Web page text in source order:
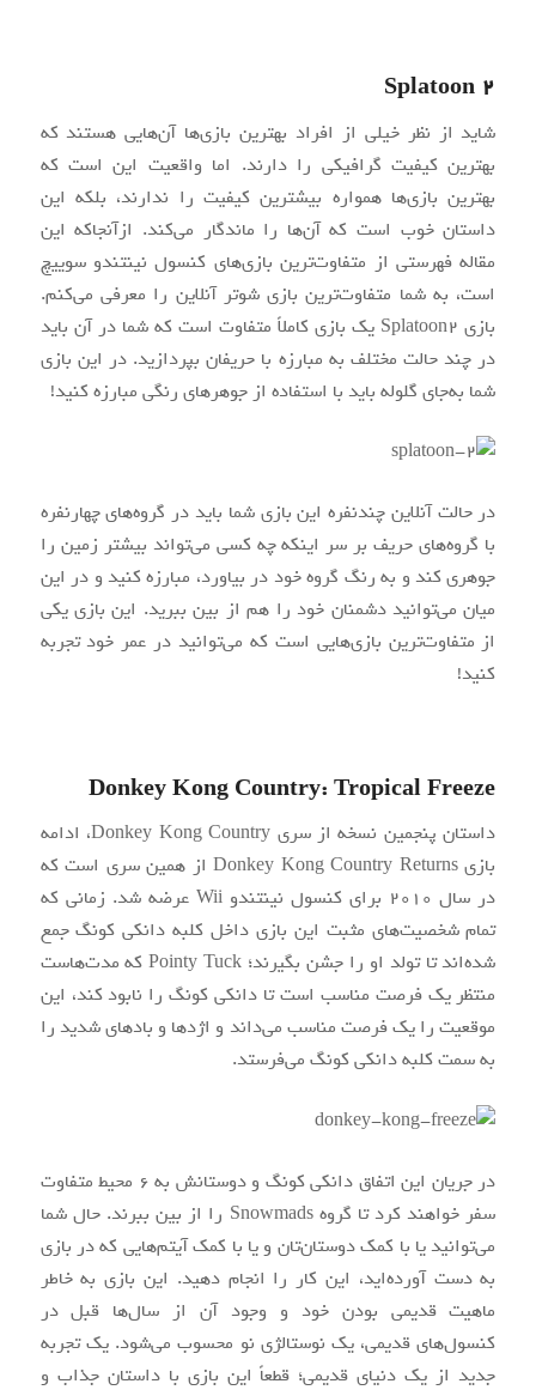
Splatoon 2
شاید از نظر خیلی از افراد بهترین بازی‌ها آن‌هایی هستند که
بهترین کیفیت گرافیکی را دارند. اما واقعیت این است که
بهترین بازی‌ها همواره بیشترین کیفیت را ندارند، بلکه این
داستان خوب است که آن‌ها را ماندگار می‌کند. ازآنجاکه این
مقاله فهرستی از متفاوت‌ترین بازی‌های کنسول نینتندو سوییچ
است، به شما متفاوت‌ترین بازی شوتر آنلاین را معرفی می‌کنم.
بازی Splatoon2 یک بازی کاملاً متفاوت است که شما در آن باید
در چند حالت مختلف به مبارزه با حریفان بپردازید. در این بازی
شما به‌جای گلوله باید با استفاده از جوهرهای رنگی مبارزه کنید!
در حالت آنلاین چندنفره این بازی شما باید در گروه‌های چهارنفره
با گروه‌های حریف بر سر اینکه چه کسی می‌تواند بیشتر زمین را
جوهری کند و به رنگ گروه خود در بیاورد، مبارزه کنید و در این
میان می‌توانید دشمنان خود را هم از بین ببرید. این بازی یکی
از متفاوت‌ترین بازی‌هایی است که می‌توانید در عمر خود تجربه
کنید!
Donkey Kong Country: Tropical Freeze
داستان پنجمین نسخه از سری Donkey Kong Country، ادامه‌
بازی Donkey Kong Country Returns از همین سری است که
در سال ۲۰۱۰ برای کنسول نینتندو Wii عرضه شد. زمانی که
تمام شخصیت‌های مثبت این بازی داخل کلبه دانکی کونگ جمع
شده‌اند تا تولد او را جشن بگیرند؛ Pointy Tuck که مدت‌هاست
منتظر یک فرصت مناسب است تا دانکی کونگ را نابود کند، این
موقعیت را یک فرصت مناسب می‌داند و اژدها و بادهای شدید را
به سمت کلبه دانکی کونگ می‌فرستد.
در جریان این اتفاق دانکی کونگ و دوستانش به ۶ محیط متفاوت
سفر خواهند کرد تا گروه Snowmads را از بین ببرند. حال شما
می‌توانید یا با کمک دوستان‌تان و یا با کمک آیتم‌هایی که در بازی
به دست آورده‌اید، این کار را انجام دهید. این بازی به خاطر
ماهیت قدیمی بودن خود و وجود آن از سال‌ها قبل در
کنسول‌های قدیمی، یک نوستالژی نو محسوب می‌شود. یک تجربه
جدید از یک دنیای قدیمی؛ قطعاً این بازی با داستان جذاب و